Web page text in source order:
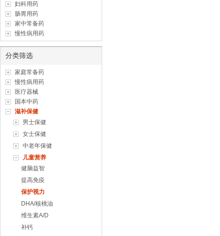
妇科用药
肠胃用药
家中常备药
慢性病用药
分类筛选
家庭常备药
慢性病用药
医疗器械
国本中药
滋补保健
男士保健
女士保健
中老年保健
儿童营养
健脑益智
提高免疫
保护视力
DHA/核桃油
维生素A/D
补钙